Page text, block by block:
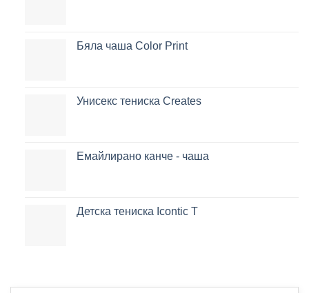
Бяла чаша Color Print
Унисекс тениска Creates
Емайлирано канче - чаша
Детска тениска Icontic T